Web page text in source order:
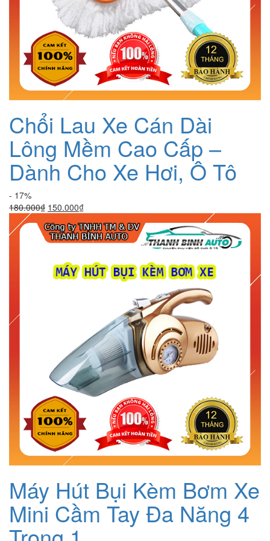
Chổi Lau Xe Cán Dài
Lông Mềm Cao Cấp –
Dành Cho Xe Hơi, Ô Tô
- 17%
180.000₫ Giá
là:
180.000₫.
150.000₫Giá
tại
là:
Máy Hút Bụi Kèm Bơm Xe
Mini Cầm Tay Đa Năng 4